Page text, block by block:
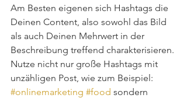
Am Besten eigenen sich Hashtags die
Deinen Content, also sowohl das Bild
als auch Deinen Mehrwert in der
Beschreibung treffend charakterisieren.
Nutze nicht nur große Hashtags mit
unzähligen Post, wie zum Beispiel:
#onlinemarketing #food sondern